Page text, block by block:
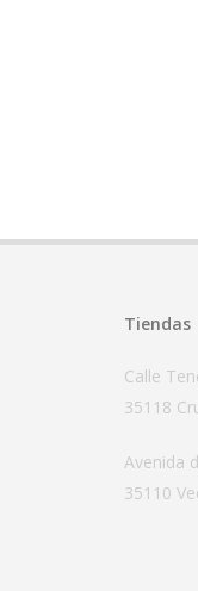
Tiendas
Calle
35118
Avenida
35110